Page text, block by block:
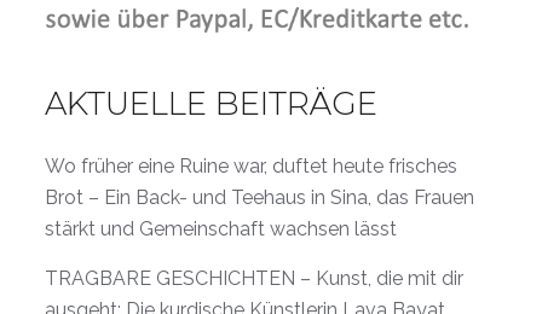
AKTUELLE BEITRÄGE
Wo früher eine Ruine war, duftet heute frisches
Brot – Ein Back- und Teehaus in Sina, das Frauen
stärkt und Gemeinschaft wachsen lässt
TRAGBARE GESCHICHTEN – Kunst, die mit dir